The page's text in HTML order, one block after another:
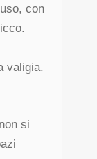
con
valigia.
si